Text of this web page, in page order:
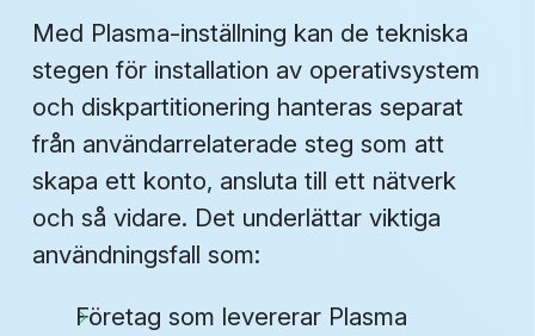
Med Plasma-inställning kan de tekniska
stegen för installation av operativsystem
och diskpartitionering hanteras separat
från användarrelaterade steg som att
skapa ett konto, ansluta till ett nätverk
och så vidare. Det underlättar viktiga
användningsfall som:
Företag som levererar Plasma